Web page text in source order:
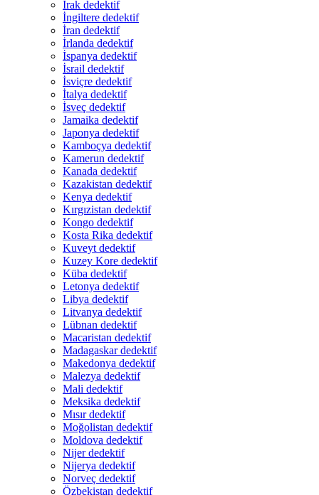
Irak dedektif
İngiltere dedektif
İran dedektif
İrlanda dedektif
İspanya dedektif
İsrail dedektif
İsviçre dedektif
İtalya dedektif
İsveç dedektif
Jamaika dedektif
Japonya dedektif
Kamboçya dedektif
Kamerun dedektif
Kanada dedektif
Kazakistan dedektif
Kenya dedektif
Kırgızistan dedektif
Kongo dedektif
Kosta Rika dedektif
Kuveyt dedektif
Kuzey Kore dedektif
Küba dedektif
Letonya dedektif
Libya dedektif
Litvanya dedektif
Lübnan dedektif
Macaristan dedektif
Madagaskar dedektif
Makedonya dedektif
Malezya dedektif
Mali dedektif
Meksika dedektif
Mısır dedektif
Moğolistan dedektif
Moldova dedektif
Nijer dedektif
Nijerya dedektif
Norveç dedektif
Özbekistan dedektif